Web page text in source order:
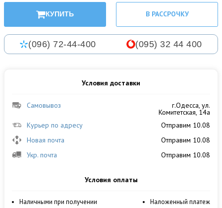
КУПИТЬ В РАССРОЧКУ
(096) 72-44-400 (095) 32 44 400
Условия доставки
Самовывоз г.Одесса, ул.
Комитетская, 14а
Курьер по адресу
Отправим 10.08
Новая почта
Отправим 10.08
Укр. почта
Отправим 10.08
Условия оплаты
Наличными при получении
Наложенный платеж